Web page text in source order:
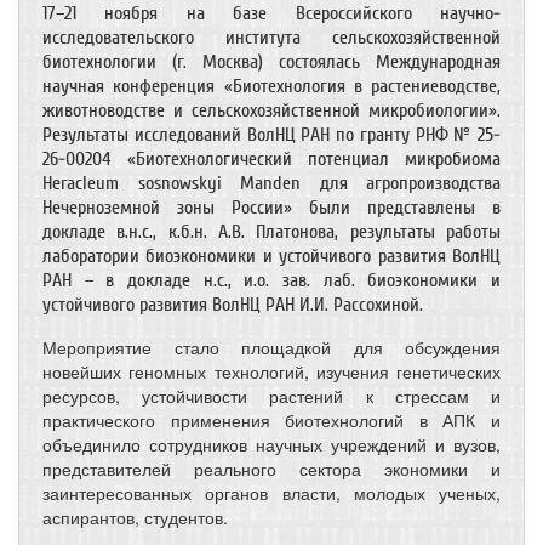
17–21 ноября на базе Всероссийского научно-
исследовательского института сельскохозяйственной
биотехнологии (г. Москва) состоялась Международная
научная конференция «Биотехнология в растениеводстве,
животноводстве и сельскохозяйственной микробиологии».
Результаты исследований ВолНЦ РАН по гранту РНФ № 25-
26-00204 «Биотехнологический потенциал микробиома
Heracleum sosnowskyi Manden для агропроизводства
Нечерноземной зоны России» были представлены в
докладе в.н.с., к.б.н. А.В. Платонова, результаты работы
лаборатории биоэкономики и устойчивого развития ВолНЦ
РАН – в докладе н.с., и.о. зав. лаб. биоэкономики и
устойчивого развития ВолНЦ РАН И.И. Рассохиной.
Мероприятие стало площадкой для обсуждения
новейших геномных технологий, изучения генетических
ресурсов, устойчивости растений к стрессам и
практического применения биотехнологий в АПК и
объединило сотрудников научных учреждений и вузов,
представителей реального сектора экономики и
заинтересованных органов власти, молодых ученых,
аспирантов, студентов.